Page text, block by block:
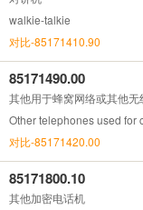
walkie-talkie
对比-85171410.90
85171490.00
其他用于蜂窝网络或其他
Other telephones used for
对比-85171420.00
85171800.10
其他加密电话机